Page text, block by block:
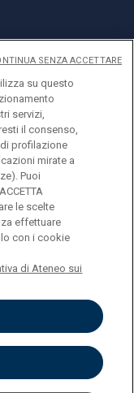
su questo
servizi,
il consenso,
profilazione
mirate a
Puoi
le scelte
effettuare
con i cookie
di Ateneo sui
SENZA ACCETTARE